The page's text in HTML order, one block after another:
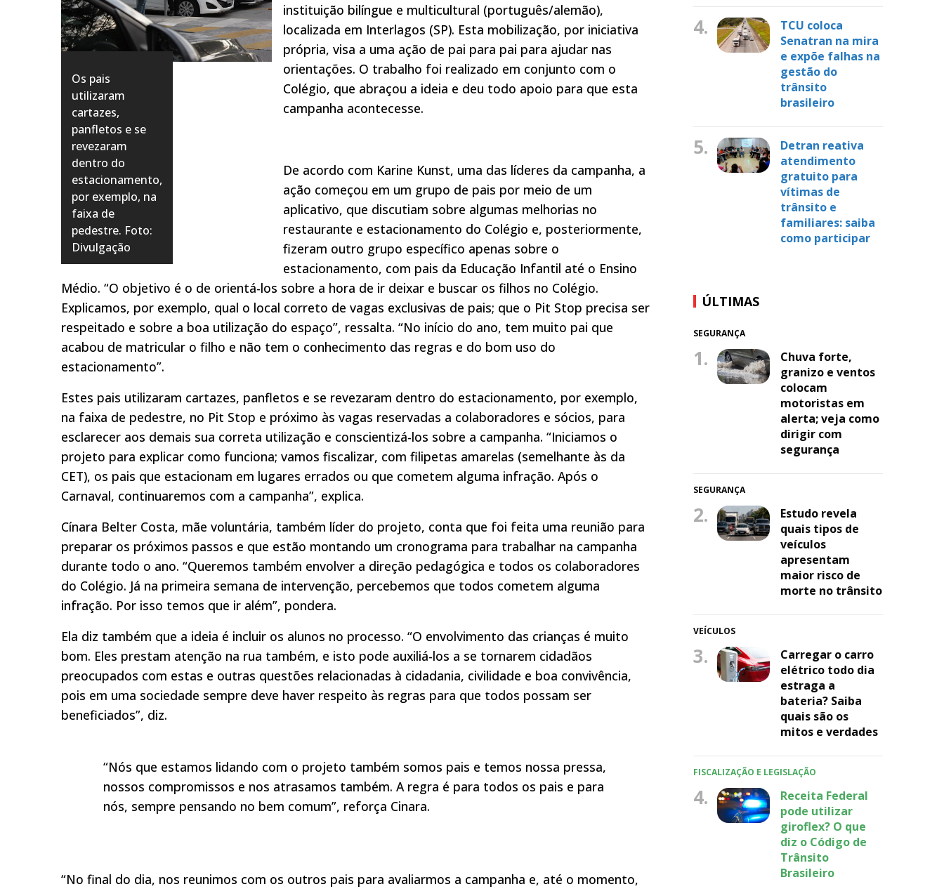
Os pais
utilizaram
cartazes,
panfletos e se
revezaram
dentro do
estacionamento,
por exemplo, na
faixa de
pedestre. Foto:
Divulgação
instituição bilíngue e multicultural (português/alemão),
localizada em Interlagos (SP). Esta mobilização, por iniciativa
própria, visa a uma ação de pai para pai para ajudar nas
orientações. O trabalho foi realizado em conjunto com o
Colégio, que abraçou a ideia e deu todo apoio para que esta
campanha acontecesse.
De acordo com Karine Kunst, uma das líderes da campanha, a
ação começou em um grupo de pais por meio de um
aplicativo, que discutiam sobre algumas melhorias no
restaurante e estacionamento do Colégio e, posteriormente,
fizeram outro grupo específico apenas sobre o
estacionamento, com pais da Educação Infantil até o Ensino
Médio. “O objetivo é o de orientá-los sobre a hora de ir deixar e buscar os filhos no Colégio.
Explicamos, por exemplo, qual o local correto de vagas exclusivas de pais; que o Pit Stop precisa ser
respeitado e sobre a boa utilização do espaço”, ressalta. “No início do ano, tem muito pai que
acabou de matricular o filho e não tem o conhecimento das regras e do bom uso do
estacionamento”.
Estes pais utilizaram cartazes, panfletos e se revezaram dentro do estacionamento, por exemplo,
na faixa de pedestre, no Pit Stop e próximo às vagas reservadas a colaboradores e sócios, para
esclarecer aos demais sua correta utilização e conscientizá-los sobre a campanha. “Iniciamos o
projeto para explicar como funciona; vamos fiscalizar, com filipetas amarelas (semelhante às da
CET), os pais que estacionam em lugares errados ou que cometem alguma infração. Após o
Carnaval, continuaremos com a campanha”, explica.
Cínara Belter Costa, mãe voluntária, também líder do projeto, conta que foi feita uma reunião para
preparar os próximos passos e que estão montando um cronograma para trabalhar na campanha
durante todo o ano. “Queremos também envolver a direção pedagógica e todos os colaboradores
do Colégio. Já na primeira semana de intervenção, percebemos que todos cometem alguma
infração. Por isso temos que ir além”, pondera.
Ela diz também que a ideia é incluir os alunos no processo. “O envolvimento das crianças é muito
bom. Eles prestam atenção na rua também, e isto pode auxiliá-los a se tornarem cidadãos
preocupados com estas e outras questões relacionadas à cidadania, civilidade e boa convivência,
pois em uma sociedade sempre deve haver respeito às regras para que todos possam ser
beneficiados”, diz.
“Nós que estamos lidando com o projeto também somos pais e temos nossa pressa,
nossos compromissos e nos atrasamos também. A regra é para todos os pais e para
nós, sempre pensando no bem comum”, reforça Cinara.
“No final do dia, nos reunimos com os outros pais para avaliarmos a campanha e, até o momento,
4.
TCU coloca
Senatran na mira
e expõe falhas na
gestão do
trânsito
brasileiro
5.
Detran reativa
atendimento
gratuito para
vítimas de
trânsito e
familiares: saiba
como participar
ÚLTIMAS
SEGURANÇA
1.
Chuva forte,
granizo e ventos
colocam
motoristas em
alerta; veja como
dirigir com
segurança
SEGURANÇA
2.
Estudo revela
quais tipos de
veículos
apresentam
maior risco de
morte no trânsito
VEÍCULOS
3.
Carregar o carro
elétrico todo dia
estraga a
bateria? Saiba
quais são os
mitos e verdades
FISCALIZAÇÃO E LEGISLAÇÃO
4.
Receita Federal
pode utilizar
giroflex? O que
diz o Código de
Trânsito
Brasileiro